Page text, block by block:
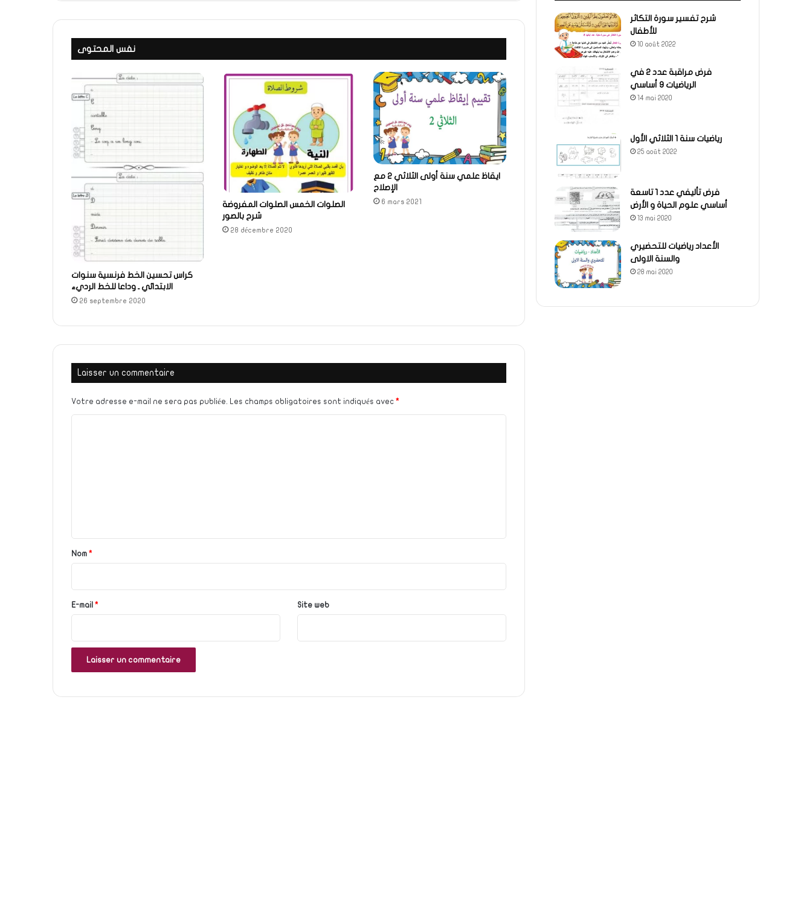
نفس المحتوى
كراس تحسين الخط فرنسية سنوات
الابتدائي ـ وداعا للخط الرديء
26 septembre 2020
الصلوات الخمس الصلوات المفروضة
شرح بالصور
28 décembre 2020
ايقاظ علمي سنة أولى الثلاثي 2 مع
الإصلاح
6 mars 2021
Laisser un commentaire
Votre adresse e-mail ne sera pas publiée. Les champs obligatoires sont indiqués avec *
a
e
Nom *
E-mail * Site web
شرح تفسير سورة التكاثر
للأطفال
10 août 2022
فرض مراقبة عدد 2 في
الرياضيات 9 أساسي
14 mai 2020
رياضيات سنة 1 الثلاثي الأول
25 août 2022
فرض تأليفي عدد 1 تاسعة
أساسي علوم الحياة و الأرض
13 mai 2020
الأعداد رياضيات للتحضيري
والسنة الاولى
28 mai 2020